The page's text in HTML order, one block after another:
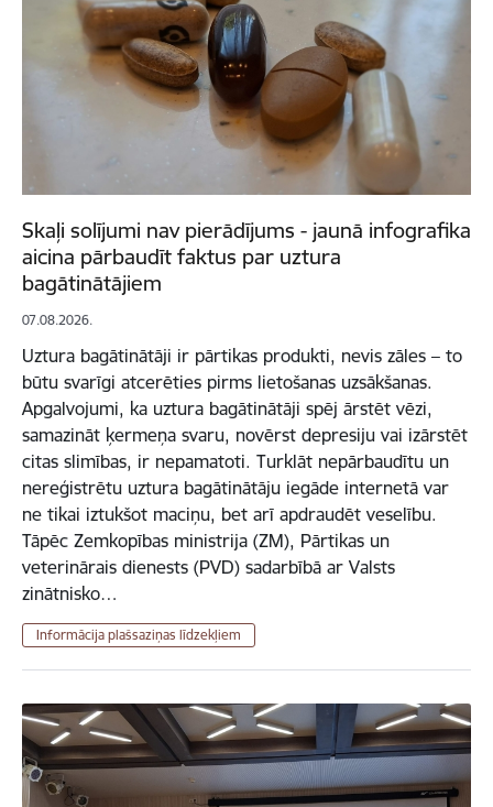
Skaļi solījumi nav pierādījums - jaunā infografika
aicina pārbaudīt faktus par uztura
bagātinātājiem
07.08.2026.
Uztura bagātinātāji ir pārtikas produkti, nevis zāles – to
būtu svarīgi atcerēties pirms lietošanas uzsākšanas.
Apgalvojumi, ka uztura bagātinātāji spēj ārstēt vēzi,
samazināt ķermeņa svaru, novērst depresiju vai izārstēt
citas slimības, ir nepamatoti. Turklāt nepārbaudītu un
nereģistrētu uztura bagātinātāju iegāde internetā var
ne tikai iztukšot maciņu, bet arī apdraudēt veselību.
Tāpēc Zemkopības ministrija (ZM), Pārtikas un
veterinārais dienests (PVD) sadarbībā ar Valsts
zinātnisko…
Informācija plašsaziņas līdzekļiem